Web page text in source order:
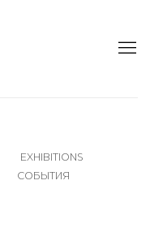
EXHIBITIONS
СОБЫТИЯ